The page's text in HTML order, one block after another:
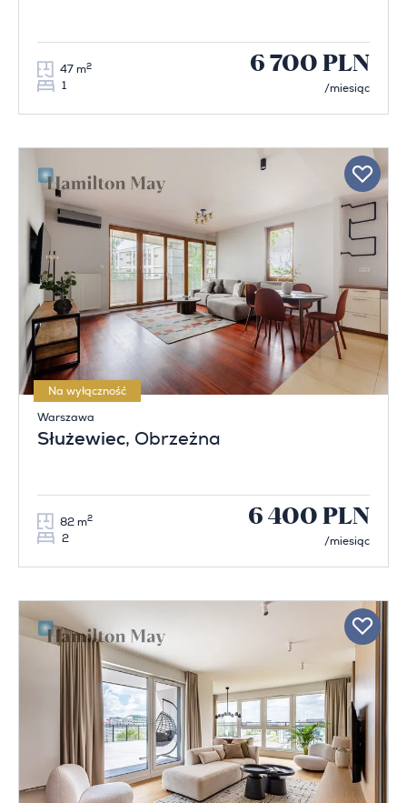
47 m2
1
6 700 PLN
/miesiąc
Na wyłączność
Warszawa
Służewiec, Obrzeżna
82 m2
2
6 400 PLN
/miesiąc